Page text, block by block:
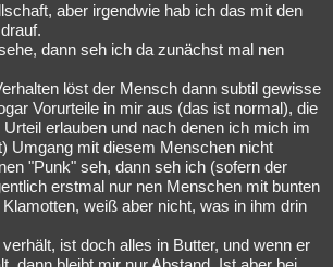
aber irgendwie hab ich das mit den
dann seh ich da zunächst mal nen
löst der Mensch dann subtil gewisse
Vorurteile in mir aus (das ist normal), die
erlauben und nach denen ich mich im
Umgang mit diesem Menschen nicht
"Punk" seh, dann seh ich (sofern der
erstmal nur nen Menschen mit bunten
weiß aber nicht, was in ihm drin
ist doch alles in Butter, und wenn er